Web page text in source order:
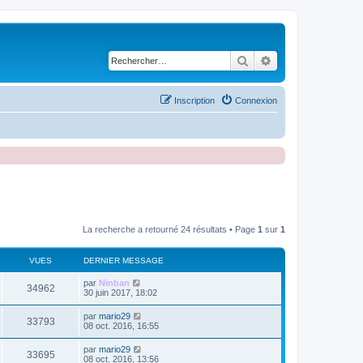
Rechercher
Connexion
Inscription
La recherche a retourné 24 résultats • Page 1 sur 1
VUES DERNIER MESSAGE
34962V
u
s
D
e
i
e
r
m
e
par Ninban
30 juin 2017, 18:02
33793V
u
D
e
i
par mario29
08 oct. 2016, 16:55
33695V
D
e
par mario29
08 oct. 2016, 13:56